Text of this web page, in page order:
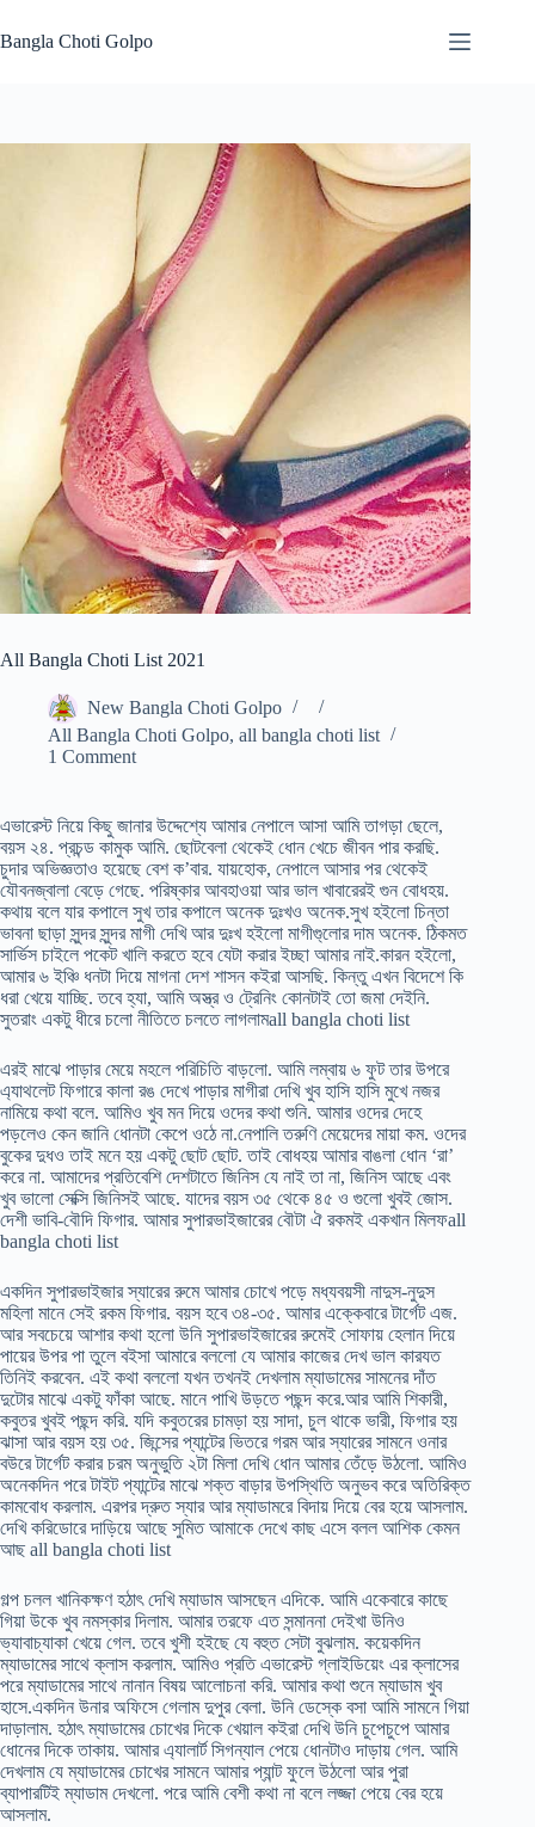
to
content
Bangla Choti Golpo
All Bangla Choti List 2021
New Bangla Choti Golpo
All Bangla Choti Golpo, all bangla choti list
1 Comment
এভারেস্ট নিয়ে কিছু জানার উদ্দেশ্যে আমার নেপালে আসা আমি তাগড়া ছেলে,
বয়স ২৪. প্রচন্ড কামুক আমি. ছোটবেলা থেকেই ধোন খেচে জীবন পার করছি.
চুদার অভিজ্ঞতাও হয়েছে বেশ ক’বার. যায়হোক, নেপালে আসার পর থেকেই
যৌবনজ্বালা বেড়ে গেছে. পরিষ্কার আবহাওয়া আর ভাল খাবারেরই গুন বোধহয়.
কথায় বলে যার কপালে সুখ তার কপালে অনেক দুঃখও অনেক.সুখ হইলো চিন্তা
ভাবনা ছাড়া সুন্দর সুন্দর মাগী দেখি আর দুঃখ হইলো মাগীগু্লোর দাম অনেক. ঠিকমত
সার্ভিস চাইলে পকেট খালি করতে হবে যেটা করার ইচ্ছা আমার নাই.কারন হইলো,
আমার ৬ ইঞ্চি ধনটা দিয়ে মাগনা দেশ শাসন কইরা আসছি. কিন্তু এখন বিদেশে কি
ধরা খেয়ে যাচ্ছি. তবে হ্যা, আমি অস্ত্র ও ট্রেনিং কোনটাই তো জমা দেইনি.
সুতরাং একটু ধীরে চলো নীতিতে চলতে লাগলামall bangla choti list
এরই মাঝে পাড়ার মেয়ে মহলে পরিচিতি বাড়লো. আমি লম্বায় ৬ ফুট তার উপরে
এ্যাথলেট ফিগারে কালা রঙ দেখে পাড়ার মাগীরা দেখি খুব হাসি হাসি মুখে নজর
নামিয়ে কথা বলে. আমিও খুব মন দিয়ে ওদের কথা শুনি. আমার ওদের দেহে
পড়লেও কেন জানি ধোনটা কেপে ওঠে না.নেপালি তরুণি মেয়েদের মায়া কম. ওদের
বুকের দুধও তাই মনে হয় একটু ছোট ছোট. তাই বোধহয় আমার বাঙলা ধোন ‘রা’
করে না. আমাদের প্রতিবেশি দেশটাতে জিনিস যে নাই তা না, জিনিস আছে এবং
খুব ভালো সেক্সি জিনিসই আছে. যাদের বয়স ৩৫ থেকে ৪৫ ও গুলো খুবই জোস.
দেশী ভাবি-বৌদি ফিগার. আমার সুপারভাইজারের বৌটা ঐ রকমই একখান মিলফall
bangla choti list
একদিন সুপারভাইজার স্যারের রুমে আমার চোখে পড়ে মধ্যবয়সী নাদুস-নুদুস
মহিলা মানে সেই রকম ফিগার. বয়স হবে ৩৪-৩৫. আমার এক্কেবারে টার্গেট এজ.
আর সবচেয়ে আশার কথা হলো উনি সুপারভাইজারের রুমেই সোফায় হেলান দিয়ে
পায়ের উপর পা তুলে বইসা আমারে বললো যে আমার কাজের দেখ ভাল কারযত
তিনিই করবেন. এই কথা বললো যখন তখনই দেখলাম ম্যাডামের সামনের দাঁত
দুটোর মাঝে একটু ফাঁকা আছে. মানে পাখি উড়তে পছন্দ করে.আর আমি শিকারী,
কবুতর খুবই পছন্দ করি. যদি কবুতরের চামড়া হয় সাদা, চুল থাকে ভারী, ফিগার হয়
ঝাসা আর বয়স হয় ৩৫. জিন্সের প্যান্টের ভিতরে গরম আর স্যারের সামনে ওনার
বউরে টার্গেট করার চরম অনুভুতি ২টা মিলা দেখি ধোন আমার তেঁড়ে উঠলো. আমিও
অনেকদিন পরে টাইট প্যান্টের মাঝে শক্ত বাড়ার উপস্থিতি অনুভব করে অতিরিক্ত
কামবোধ করলাম. এরপর দ্রুত স্যার আর ম্যাডামরে বিদায় দিয়ে বের হয়ে আসলাম.
দেখি করিডোরে দাড়িয়ে আছে সুমিত আমাকে দেখে কাছ এসে বলল আশিক কেমন
আছ all bangla choti list
গল্প চলল খানিকক্ষণ হঠাৎ দেখি ম্যাডাম আসছেন এদিকে. আমি একেবারে কাছে
গিয়া উকে খুব নমস্কার দিলাম. আমার তরফে এত সন্মাননা দেইখা উনিও
ভ্যাবাচ্যাকা খেয়ে গেল. তবে খুশী হইছে যে বহুত সেটা বুঝলাম. কয়েকদিন
ম্যাডামের সাথে ক্লাস করলাম. আমিও প্রতি এভারেস্ট গ্লাইডিয়েং এর ক্লাসের
পরে ম্যাডামের সাথে নানান বিষয় আলোচনা করি. আমার কথা শুনে ম্যাডাম খুব
হাসে.একদিন উনার অফিসে গেলাম দুপুর বেলা. উনি ডেস্কে বসা আমি সামনে গিয়া
দাড়ালাম. হঠাৎ ম্যাডামের চোখের দিকে খেয়াল কইরা দেখি উনি চুপেচুপে আমার
ধোনের দিকে তাকায়. আমার এ্যালার্ট সিগন্যাল পেয়ে ধোনটাও দাড়ায় গেল. আমি
দেখলাম যে ম্যাডামের চোখের সামনে আমার প্যান্ট ফুলে উঠলো আর পুরা
ব্যাপারটিই ম্যাডাম দেখলো. পরে আমি বেশী কথা না বলে লজ্জা পেয়ে বের হয়ে
আসলাম.